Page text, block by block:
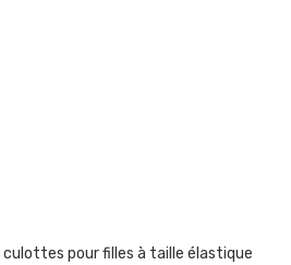
culottes pour filles à taille élastique